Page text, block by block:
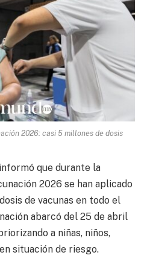
2026: casi 5 millones de dosis
informó que durante la
2026 se han aplicado
de vacunas en todo el
abarcó del 25 de abril
a niñas, niños,
situación de riesgo.